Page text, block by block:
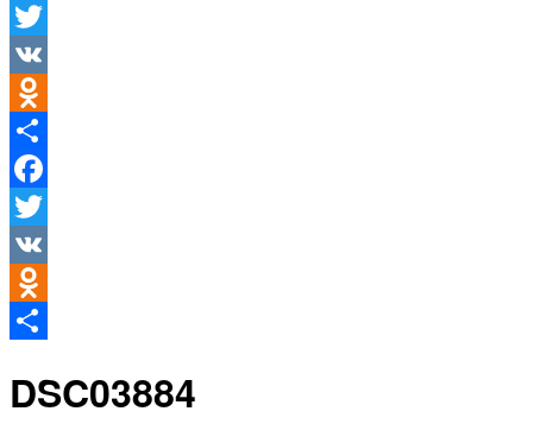
Facebook
Twitter
VK
Odnoklassniki
Teilen
Facebook
Twitter
VK
Odnoklassniki
DSC03884